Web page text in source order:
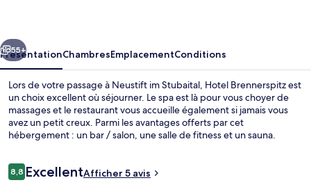
Suivant
55+
PrésentationChambresEmplacementConditions
Lors de votre passage à Neustift im Stubaital, Hotel Brennerspitz est
un choix excellent où séjourner. Le spa est là pour vous choyer de
massages et le restaurant vous accueille également si jamais vous
avez un petit creux. Parmi les avantages offerts par cet
hébergement : un bar / salon, une salle de fitness et un sauna.
Avis
voyageurs
8,88,8 sur 10
ExcellentAfficher 5 avis